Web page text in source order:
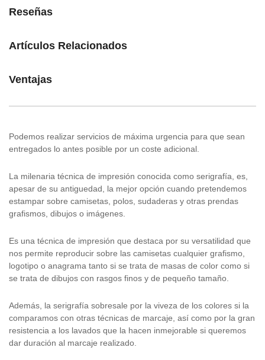
Reseñas
Artículos Relacionados
Ventajas
Podemos realizar servicios de máxima urgencia para que sean
entregados lo antes posible por un coste adicional.
La milenaria técnica de impresión conocida como serigrafía, es,
apesar de su antiguedad, la mejor opción cuando pretendemos
estampar sobre camisetas, polos, sudaderas y otras prendas
grafismos, dibujos o imágenes.
Es una técnica de impresión que destaca por su versatilidad que
nos permite reproducir sobre las camisetas cualquier grafismo,
logotipo o anagrama tanto si se trata de masas de color como si
se trata de dibujos con rasgos finos y de pequeño tamaño.
Además, la serigrafía sobresale por la viveza de los colores si la
comparamos con otras técnicas de marcaje, así como por la gran
resistencia a los lavados que la hacen inmejorable si queremos
dar duración al marcaje realizado.